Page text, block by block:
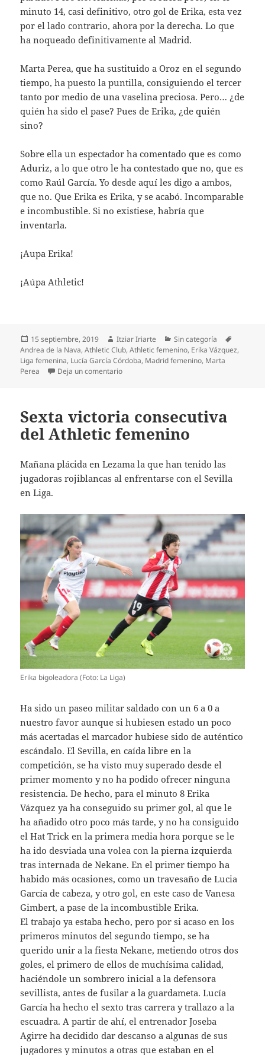
minuto 14, casi definitivo, otro gol de Erika, esta vez
por el lado contrario, ahora por la derecha. Lo que
ha noqueado definitivamente al Madrid.
Marta Perea, que ha sustituido a Oroz en el segundo
tiempo, ha puesto la puntilla, consiguiendo el tercer
tanto por medio de una vaselina preciosa. Pero… ¿de
quién ha sido el pase? Pues de Erika, ¿de quién
sino?
Sobre ella un espectador ha comentado que es como
Aduriz, a lo que otro le ha contestado que no, que es
como Raúl García. Yo desde aquí les digo a ambos,
que no. Que Erika es Erika, y se acabó. Incomparable
e incombustible. Si no existiese, habría que
inventarla.
¡Aupa Erika!
¡Aúpa Athletic!
Publicado
el
15 septiembre, 2019 Autor
Itziar Iriarte Categorías
Sin categoría
Andrea de la Nava,Athletic Club,Athletic femenino, Erika Vázquez,
Liga femenina, Lucía García Córdoba, Madrid femenino, Marta
Perea
Deja un comentarioen Erika Vázquez es incombustible
Sexta victoria consecutiva
del Athletic femenino
Mañana plácida en Lezama la que han tenido las
jugadoras rojiblancas al enfrentarse con el Sevilla
en Liga.
Erika bigoleadora (Foto: La Liga)
Ha sido un paseo militar saldado con un 6 a 0 a
nuestro favor aunque si hubiesen estado un poco
más acertadas el marcador hubiese sido de auténtico
escándalo. El Sevilla, en caída libre en la
competición, se ha visto muy superado desde el
primer momento y no ha podido ofrecer ninguna
resistencia. De hecho, para el minuto 8 Erika
Vázquez ya ha conseguido su primer gol, al que le
ha añadido otro poco más tarde, y no ha consiguido
el Hat Trick en la primera media hora porque se le
ha ido desviada una volea con la pierna izquierda
tras internada de Nekane. En el primer tiempo ha
habido más ocasiones, como un travesaño de Lucia
García de cabeza, y otro gol, en este caso de Vanesa
Gimbert, a pase de la incombustible Erika.
El trabajo ya estaba hecho, pero por si acaso en los
primeros minutos del segundo tiempo, se ha
querido unir a la fiesta Nekane, metiendo otros dos
goles, el primero de ellos de muchísima calidad,
haciéndole un sombrero inicial a la defensora
sevillista, antes de fusilar a la guardameta. Lucía
García ha hecho el sexto tras carrera y trallazo a la
escuadra. A partir de ahí, el entrenador Joseba
Agirre ha decidido dar descanso a algunas de sus
jugadores y minutos a otras que estaban en el